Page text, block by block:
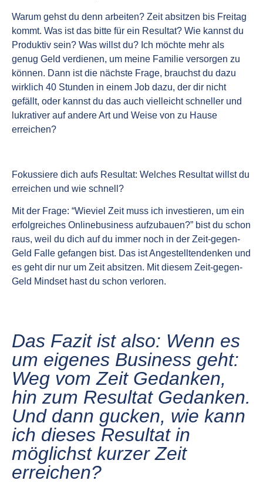
Warum gehst du denn arbeiten? Zeit absitzen bis Freitag
kommt. Was ist das bitte für ein Resultat? Wie kannst du
Produktiv sein? Was willst du? Ich möchte mehr als
genug Geld verdienen, um meine Familie versorgen zu
können. Dann ist die nächste Frage, brauchst du dazu
wirklich 40 Stunden in einem Job dazu, der dir nicht
gefällt, oder kannst du das auch vielleicht schneller und
lukrativer auf andere Art und Weise von zu Hause
erreichen?
Fokussiere dich aufs Resultat: Welches Resultat willst du
erreichen und wie schnell?
Mit der Frage: “Wieviel Zeit muss ich investieren, um ein
erfolgreiches Onlinebusiness aufzubauen?” bist du schon
raus, weil du dich auf du immer noch in der Zeit-gegen-
Geld Falle gefangen bist. Das ist Angestelltendenken und
es geht dir nur um Zeit absitzen. Mit diesem Zeit-gegen-
Geld Mindset hast du schon verloren.
Das Fazit ist also: Wenn es
um eigenes Business geht:
Weg vom Zeit Gedanken,
hin zum Resultat Gedanken.
Und dann gucken, wie kann
ich dieses Resultat in
möglichst kurzer Zeit
erreichen?